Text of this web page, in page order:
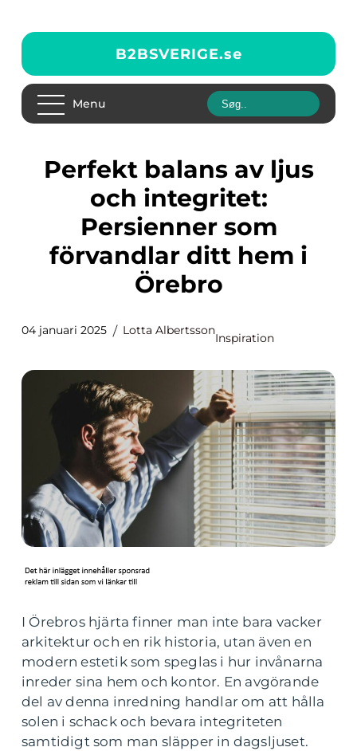
B2BSVERIGE.se
Menu
Perfekt balans av ljus
och integritet:
Persienner som
förvandlar ditt hem i
Örebro
04 januari 2025 Lotta Albertsson
Inspiration
I Örebros hjärta finner man inte bara vacker
arkitektur och en rik historia, utan även en
modern estetik som speglas i hur invånarna
inreder sina hem och kontor. En avgörande
del av denna inredning handlar om att hålla
solen i schack och bevara integriteten
samtidigt som man släpper in dagsljuset.